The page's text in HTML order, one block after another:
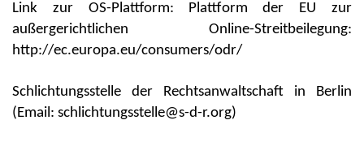
Link zur OS-Plattform: Plattform der EU zur
außergerichtlichen Online-Streitbeilegung:
http://ec.europa.eu/consumers/odr/
Schlichtungsstelle der Rechtsanwaltschaft in Berlin
(Email: schlichtungsstelle@s-d-r.org)